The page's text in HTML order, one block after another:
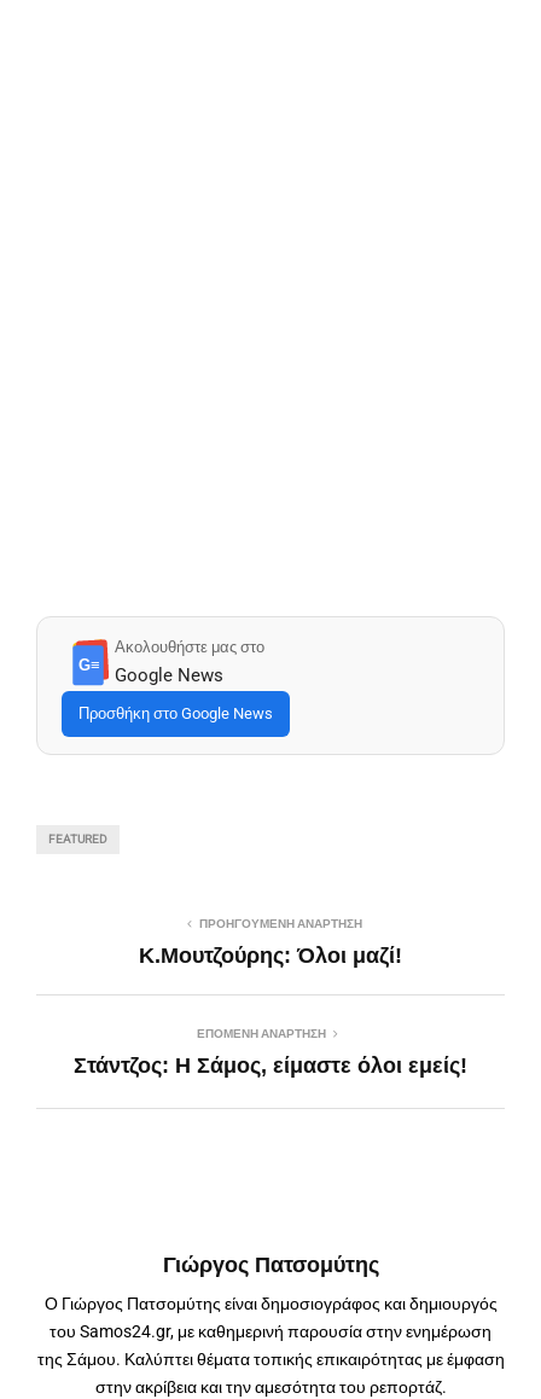
G≡
Ακολουθήστε μας στο
Google News
Προσθήκη στο Google News
FEATURED
ΠΡΟΗΓΟΎΜΕΝΗ ΑΝΆΡΤΗΣΗ
Κ.Μουτζούρης: Όλοι μαζί!
ΕΠΌΜΕΝΗ ΑΝΆΡΤΗΣΗ
Στάντζος: Η Σάμος, είμαστε όλοι εμείς!
Γιώργος Πατσομύτης
Ο Γιώργος Πατσομύτης είναι δημοσιογράφος και δημιουργός
του Samos24.gr, με καθημερινή παρουσία στην ενημέρωση
της Σάμου. Καλύπτει θέματα τοπικής επικαιρότητας με έμφαση
στην ακρίβεια και την αμεσότητα του ρεπορτάζ.